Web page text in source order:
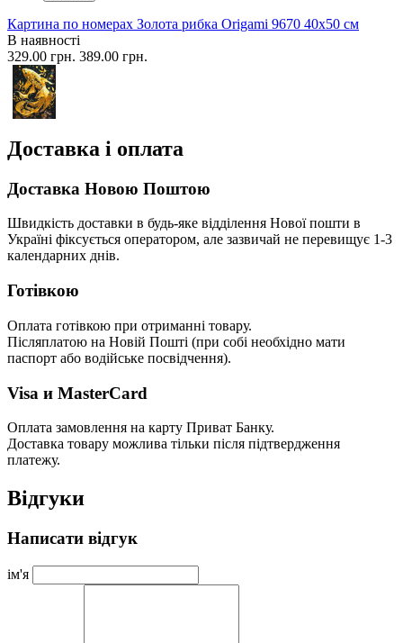
Картина по номерах Золота рибка Origami 9670 40x50 см
В наявності
329.00 грн. 389.00 грн.
Доставка і оплата
Доставка Новою Поштою
Швидкість доставки в будь-яке відділення Нової пошти в
Україні фіксується оператором, але зазвичай не перевищує 1-3
календарних днів.
Готівкою
Оплата готівкою при отриманні товару.
Післяплатою на Новій Пошті (при собі необхідно мати
паспорт або водійське посвідчення).
Visa и MasterCard
Оплата замовлення на карту Приват Банку.
Доставка товару можлива тільки після підтвердження
платежу.
Відгуки
Написати відгук
ім'я